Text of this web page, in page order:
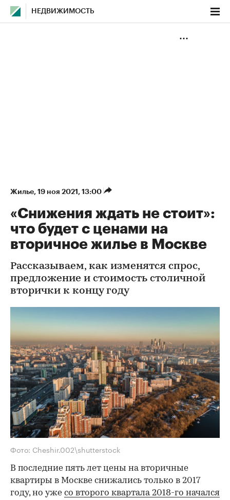
НЕДВИЖИМОСТЬ
Жилье⁠, 19 ноя 2021, 13:00
«Снижения ждать не стоит»:
что будет с ценами на
вторичное жилье в Москве
Рассказываем, как изменятся спрос,
предложение и стоимость столичной
вторички к концу году
Фото: Cheshir.002\shutterstock
В последние пять лет цены на вторичные
квартиры в Москве снижались только в 2017
году, но уже со второго квартала 2018-го начался